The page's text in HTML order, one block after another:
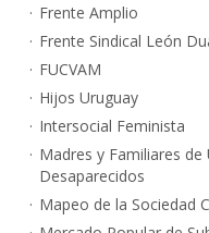
Frente Amplio
Frente Sindical León
FUCVAM
Hijos Uruguay
Intersocial Feminista
Madres y Familiares
Desaparecidos
Mapeo de la Sociedad